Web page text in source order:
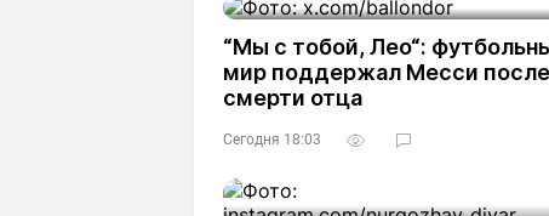
“Мы с тобой, Лео“:
мир поддержал Месси после
смерти отца
Сегодня 18:03